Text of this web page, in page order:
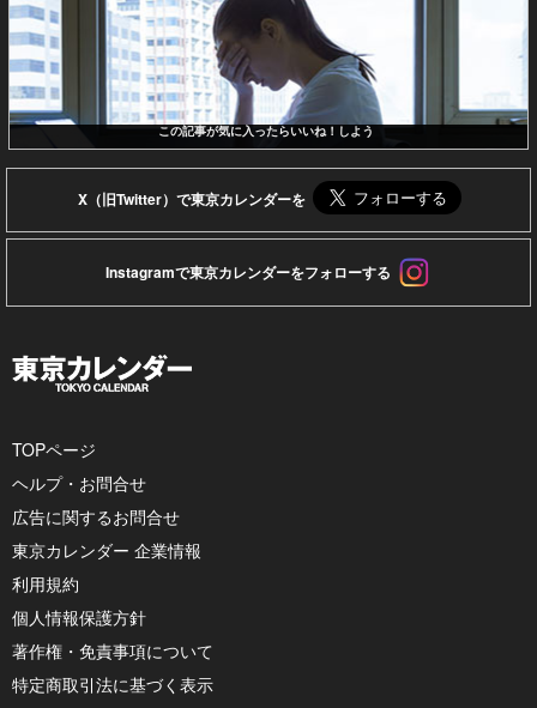
この記事が気に入ったらいいね！しよう
X（旧Twitter）で東京カレンダーを
Instagramで東京カレンダーをフォローする
TOPページ
ヘルプ・お問合せ
広告に関するお問合せ
東京カレンダー 企業情報
利用規約
個人情報保護方針
著作権・免責事項について
特定商取引法に基づく表示